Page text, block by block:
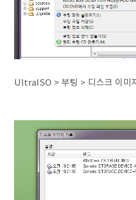
UltraISO > 부팅 > 디스크 이미